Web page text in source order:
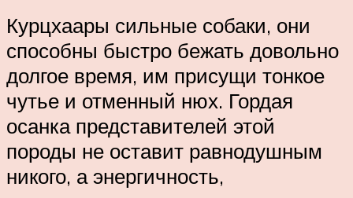
Курцхаары сильные собаки, они
способны быстро бежать довольно
долгое время, им присущи тонкое
чутье и отменный нюх. Гордая
осанка представителей этой
породы не оставит равнодушным
никого, а энергичность,